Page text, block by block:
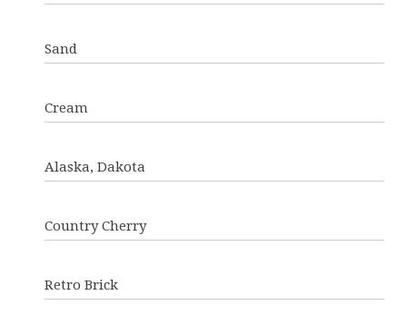
Sand
Cream
Alaska, Dakota
Country Cherry
Retro Brick